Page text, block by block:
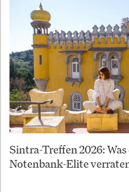
Sintra-Treffen 2026:
Notenbank-Elite